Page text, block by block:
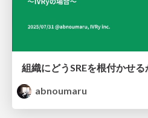
組織にどうSREを根付かせ
abnoumaru